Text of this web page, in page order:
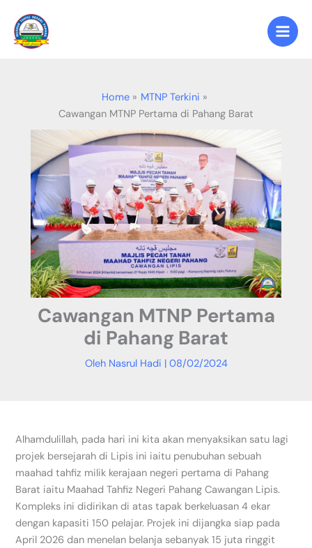
content
Home
MTNP Terkini
Cawangan MTNP Pertama di Pahang Barat
Cawangan MTNP Pertama
di Pahang Barat
Oleh Nasrul Hadi | 08/02/2024
Alhamdulillah, pada hari ini kita akan menyaksikan satu lagi
projek bersejarah di Lipis ini iaitu penubuhan sebuah
maahad tahfiz milik kerajaan negeri pertama di Pahang
Barat iaitu Maahad Tahfiz Negeri Pahang Cawangan Lipis.
Kompleks ini didirikan di atas tapak berkeluasan 4 ekar
dengan kapasiti 150 pelajar. Projek ini dijangka siap pada
April 2026 dan menelan belanja sebanyak 15 juta ringgit